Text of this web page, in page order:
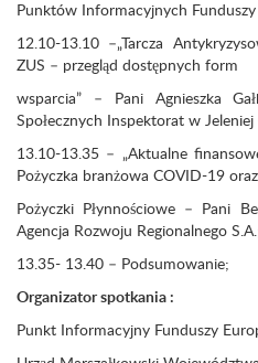
Punktów Informacyjnych
12.10-13.10 –„Tarcza
ZUS – przegląd dostępnych form
wsparcia” – Pani Agnieszka
Społecznych Inspektorat w Jeleniej
13.10-13.35 – „Aktualne
Pożyczka branżowa COVID-19 oraz
Pożyczki Płynnościowe – Pani
Agencja Rozwoju Regionalnego
13.35- 13.40 – Podsumowanie;
Organizator spotkania :
Punkt Informacyjny Funduszy